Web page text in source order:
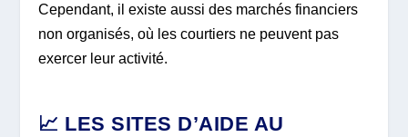
Cependant, il existe aussi des marchés financiers
non organisés, où les courtiers ne peuvent pas
exercer leur activité.
📈 LES SITES D’AIDE AU